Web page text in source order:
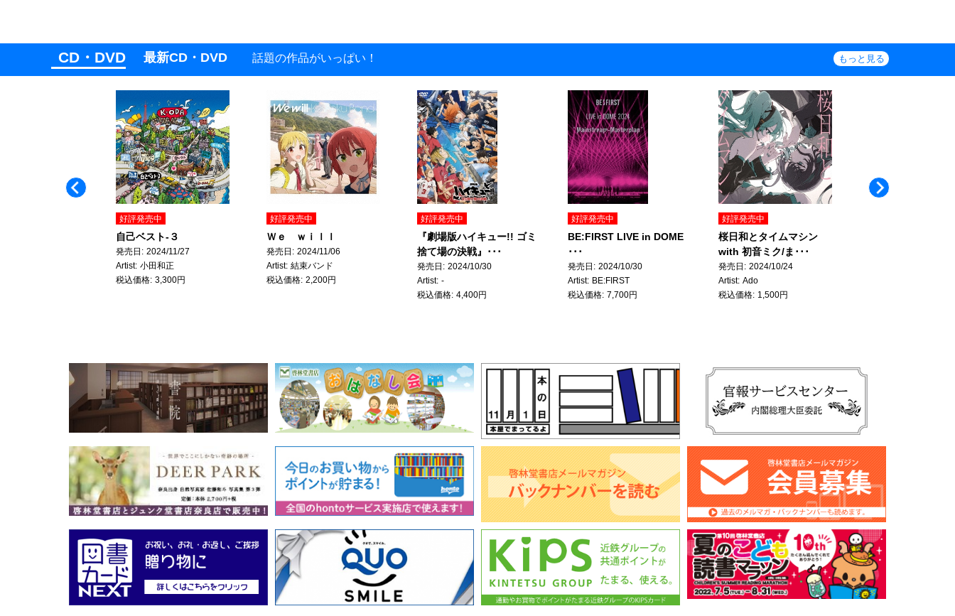
CD・DVD 最新CD・DVD 話題の作品がいっぱい！ もっと見る
Previous
好評発売中
自己ベスト-３
発売日
2024/11/27
Artist 小田和正
税込価格 3,300円
好評発売中
Ｗｅ ｗｉｌｌ
発売日
2024/11/06
Artist 結束バンド
税込価格 2,200円
好評発売中
『劇場版ハイキュー!! ゴミ
捨て場の決戦』･･･
発売日
2024/10/30
Artist -
税込価格 4,400円
好評発売中
BE:FIRST LIVE in DOME
･･･
発売日
2024/10/30
Artist
BE:FIRST
税込価格 7,700円
好評発売中
桜日和とタイムマシン
with 初音ミク/ま･･･
発売日
2024/10/24
Artist Ado
税込価格
1,500円
Next